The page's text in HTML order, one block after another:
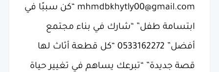
mhmdbkhytly00@gmail.com “كن سببًا في
ابتسامة طفل” “شارك في بناء مجتمع
أفضل” 0533162272 “كل قطعة أثاث لها
قصة جديدة” “تبرعك يساهم في تغيير حياة